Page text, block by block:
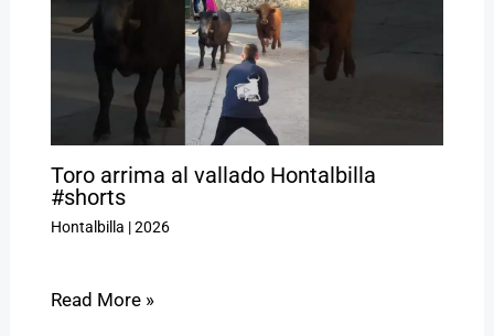
Toro arrima al vallado Hontalbilla
#shorts
Hontalbilla |2026
Read More »